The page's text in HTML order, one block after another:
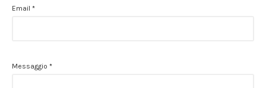
Email *
Messaggio *